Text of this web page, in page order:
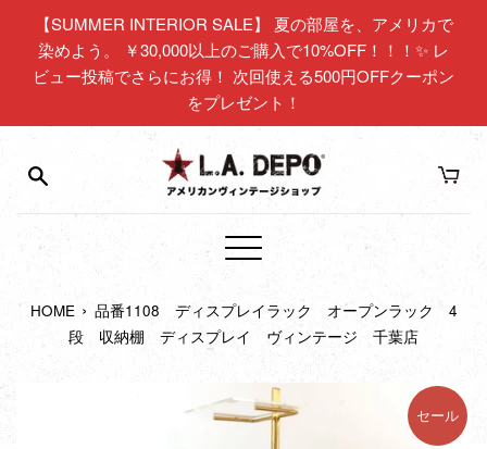
【SUMMER INTERIOR SALE】 夏の部屋を、アメリカで
染めよう。 ￥30,000以上のご購入で10%OFF！！！✨ レ
ビュー投稿でさらにお得！ 次回使える500円OFFクーポン
をプレゼント！
メ
ュ
ー
HOME › 品番1108 ディスプレイラック オープンラック 4
段 収納棚 ディスプレイ ヴィンテージ 千葉店
セール